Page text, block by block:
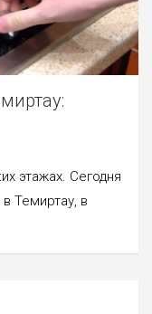
этажах. Сегодня
Темиртау, в